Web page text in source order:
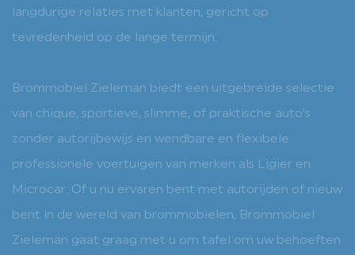
langdurige relaties met klanten, gericht op
tevredenheid op de lange termijn.
Brommobiel Zieleman biedt een uitgebreide selectie
van chique, sportieve, slimme, of praktische auto's
zonder autorijbewijs en wendbare en flexibele
professionele voertuigen van merken als Ligier en
Microcar. Of u nu ervaren bent met autorijden of nieuw
bent in de wereld van brommobielen, Brommobiel
Zieleman gaat graag met u om tafel om uw behoeften